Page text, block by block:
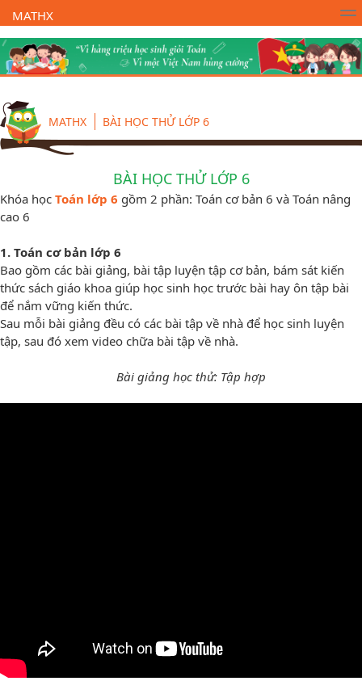
MATHX
Trường Toán Online MATHX Học toán - Lớp 1
MATHX BÀI HỌC THỬ LỚP 6
BÀI HỌC THỬ LỚP 6
Khóa học Toán lớp 6 gồm 2 phần: Toán cơ bản 6 và Toán nâng
cao 6
1. Toán cơ bản lớp 6
Bao gồm các bài giảng, bài tập luyện tập cơ bản, bám sát kiến
thức sách giáo khoa giúp học sinh học trước bài hay ôn tập bài
để nắm vững kiến thức.
Sau mỗi bài giảng đều có các bài tập về nhà để học sinh luyện
tập, sau đó xem video chữa bài tập về nhà.
Bài giảng học thử: Tập hợp